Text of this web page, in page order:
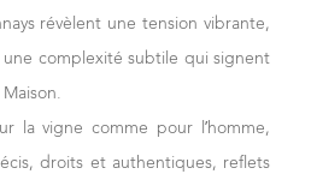
révèlent une tension vibrante,
complexité subtile qui signent
la vigne comme pour l’homme,
droits et authentiques, reflets
et de la Côte d’Or, avec un
cuves inox et fûts. Le climat plus
a nécessité des ajustements,
certaines fermentations
la fraîcheur. L’élevage sur